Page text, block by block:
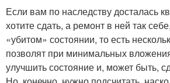
Если вам по наследству досталась
хотите сдать, а ремонт в ней так
«убитом» состоянии, то есть
позволят при минимальных
улучшить состояние и, может быть,